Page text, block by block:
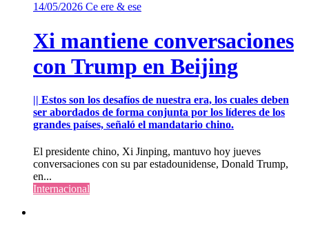
14/05/2026 Ce ere & ese
Xi mantiene conversaciones
con Trump en Beijing
|| Estos son los desafíos de nuestra era, los cuales deben
ser abordados de forma conjunta por los líderes de los
grandes países, señaló el mandatario chino.
El presidente chino, Xi Jinping, mantuvo hoy jueves
conversaciones con su par estadounidense, Donald Trump,
en...
Internacional